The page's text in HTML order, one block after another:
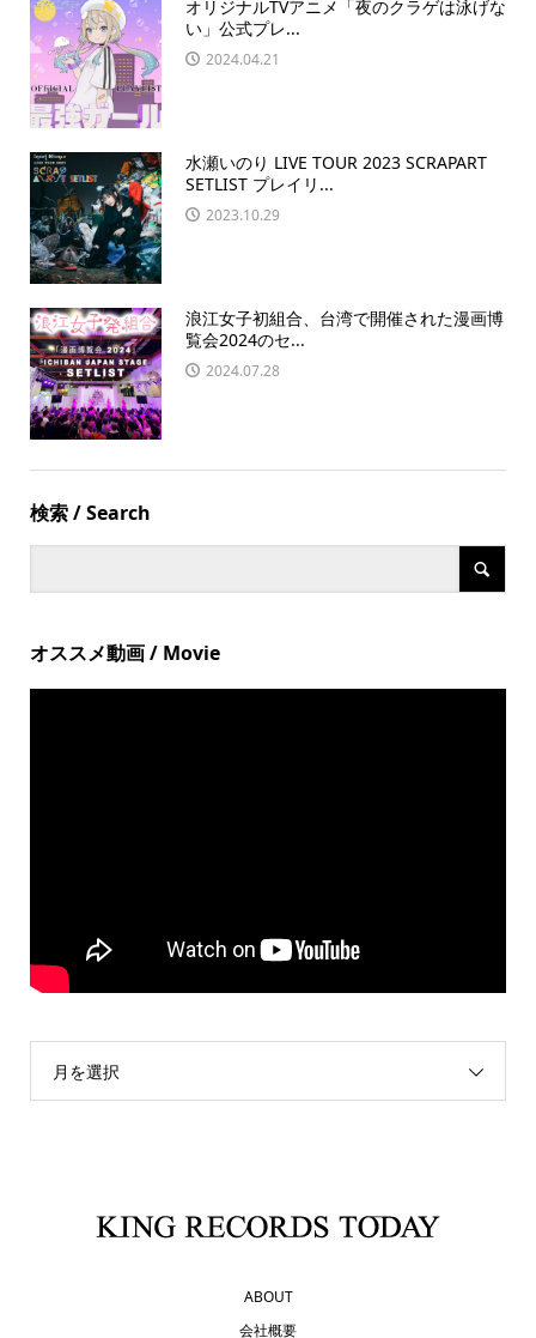
オリジナルTVアニメ「夜のクラゲは泳げな
い」公式プレ...
2024.04.21
水瀬いのり LIVE TOUR 2023 SCRAPART
SETLIST プレイリ...
2023.10.29
浪江女子初組合、台湾で開催された漫画博
覧会2024のセ...
2024.07.28
検索 / Search
オススメ動画 / Movie
月を選択
ABOUT
会社概要